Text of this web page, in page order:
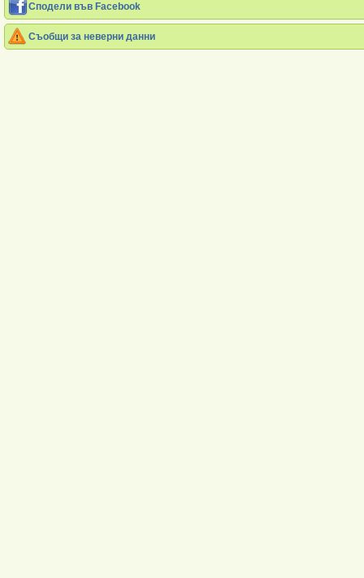
Сподели във Facebook
Съобщи за неверни данни